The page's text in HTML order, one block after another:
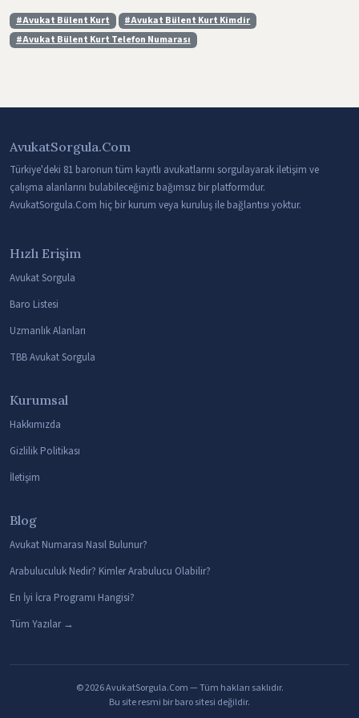
#Avukat Bülent Kurt
#Avukat Bülent Kurt Kimdir
#Avukat Bülent Kurt Telefon Numarası
AvukatSorgula.Com
Türkiye'deki 81 baronun tüm kayıtlı avukatlarını sorgulayarak iletişim ve
çalışma alanlarını bulabileceğiniz bağımsız bir platformdur.
AvukatSorgula.Com hiç bir kurum veya kuruluş ile bağlantısı yoktur.
Hızlı Erişim
Avukat Sorgula
Baro Listesi
Uzmanlık Alanları
TBB Avukat Sorgula
Kurumsal
Hakkımızda
Gizlilik Politikası
İletişim
Blog
Avukat Numarası Nasıl Bulunur?
Arabuluculuk Nedir? Kimler Arabulucu Olabilir?
En İyi İcra Programı Hangisi?
Tüm Yazılar →
© 2026 AvukatSorgula.Com — Tüm hakları saklıdır.
Bu site resmi bir baro sitesi değildir.